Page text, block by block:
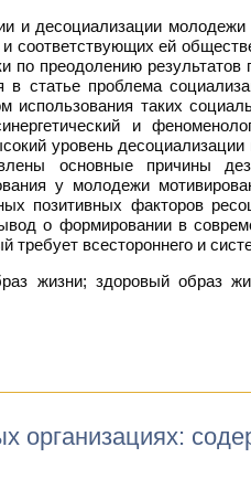
и десоциализации
соответствующих ей
преодолению результатов
статье проблема
таких
и
уровень
основные причины
у молодежи
позитивных факторов
о формировании в
всестороннего и
жизни; здоровый образ
организациях: